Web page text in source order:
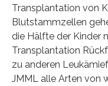
Transplantation von
Blutstammzellen
die Hälfte der Kinder
Transplantation
zu anderen
JMML alle Arten von